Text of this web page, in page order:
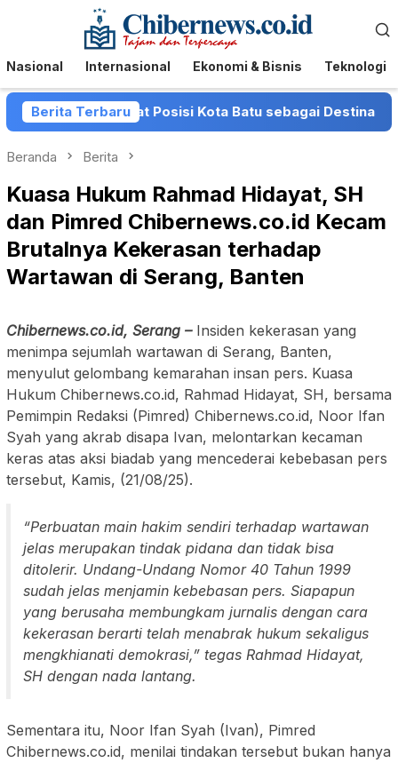
Menu
Mobile
Nasional Internasional Ekonomi & Bisnis Teknologi
Berita Terbaru
Perkuat Posisi Kota Batu sebagai Destinasi Festival
Beranda Berita
Kuasa Hukum Rahmad Hidayat, SH
dan Pimred Chibernews.co.id Kecam
Brutalnya Kekerasan terhadap
Wartawan di Serang, Banten
Chibernews.co.id, Serang – Insiden kekerasan yang
menimpa sejumlah wartawan di Serang, Banten,
menyulut gelombang kemarahan insan pers. Kuasa
Hukum Chibernews.co.id, Rahmad Hidayat, SH, bersama
Pemimpin Redaksi (Pimred) Chibernews.co.id, Noor Ifan
Syah yang akrab disapa Ivan, melontarkan kecaman
keras atas aksi biadab yang mencederai kebebasan pers
tersebut, Kamis, (21/08/25).
“Perbuatan main hakim sendiri terhadap wartawan
jelas merupakan tindak pidana dan tidak bisa
ditolerir. Undang-Undang Nomor 40 Tahun 1999
sudah jelas menjamin kebebasan pers. Siapapun
yang berusaha membungkam jurnalis dengan cara
kekerasan berarti telah menabrak hukum sekaligus
mengkhianati demokrasi,” tegas Rahmad Hidayat,
SH dengan nada lantang.
Sementara itu, Noor Ifan Syah (Ivan), Pimred
Chibernews.co.id, menilai tindakan tersebut bukan hanya